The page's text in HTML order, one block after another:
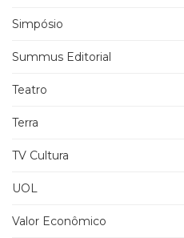
Simpósio
Summus Editorial
Teatro
Terra
TV Cultura
UOL
Valor Econômico